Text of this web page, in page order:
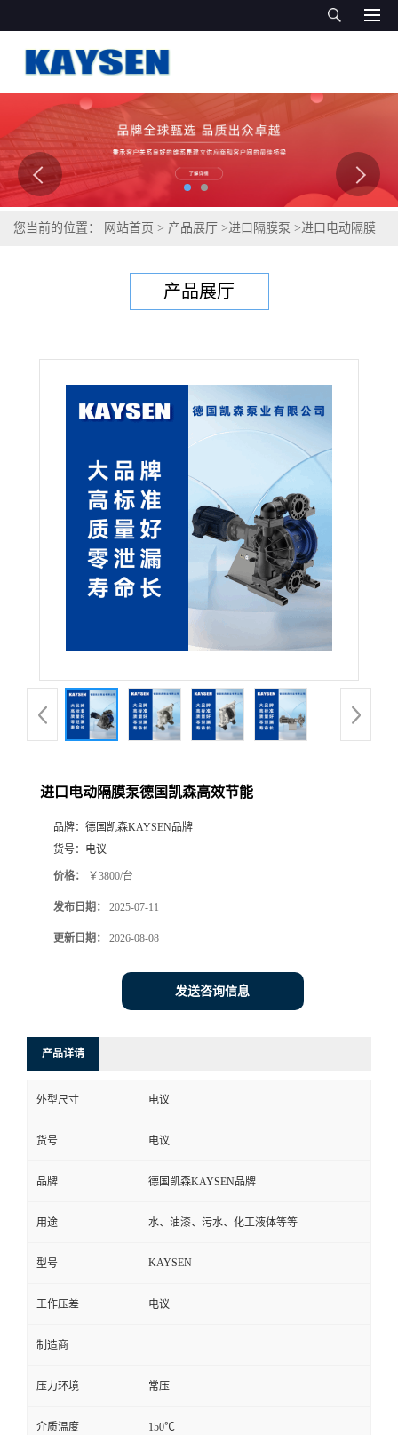
您当前的位置： 网站首页 > 产品展厅 >进口隔膜泵 >进口电动隔膜
产品展厅
进口电动隔膜泵德国凯森高效节能
品牌： 德国凯森KAYSEN品牌
货号： 电议
价格： ￥3800/台
发布日期： 2025-07-11
更新日期： 2026-08-08
发送咨询信息
产品详请
外型尺寸 电议
货号 电议
品牌 德国凯森KAYSEN品牌
用途 水、油漆、污水、化工液体等等
型号 KAYSEN
工作压差 电议
制造商
压力环境 常压
介质温度 150℃